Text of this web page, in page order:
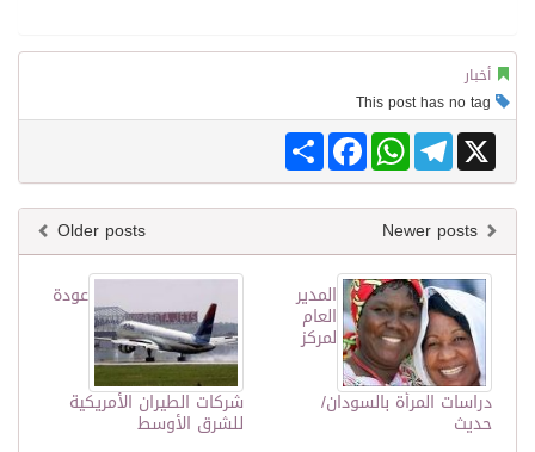
أخبار
Share
FacebookWhatsAppTelegram X
Older posts
عودة
شركات الطيران الأمريكية
للشرق الأوسط
المدير
العام
لمركز
دراسات المرأة بالسودان/
حديث